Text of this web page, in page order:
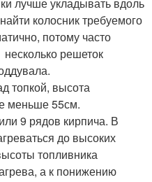
лучше укладывать вдоль
колосник требуемого
потому часто
решеток
топкой, высота
меньше 55см.
9 рядов кирпича. В
до высоких
топливника
а к понижению